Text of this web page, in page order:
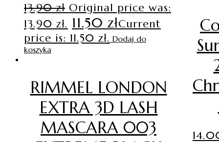
13.90zł Original price was:
13.90 zł. 11.50 złCurrent
price is: 11.50 zł. Dodaj do
koszyka
RIMMEL LONDON
EXTRA 3D LASH
MASCARA 003